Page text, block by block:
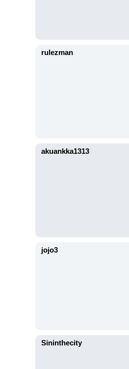
rulezman
akuankka1313
jojo3
Sininthecity